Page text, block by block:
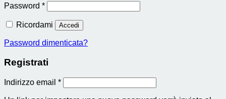
Password *Richiesto
Ricordami Accedi
Password dimenticata?
Registrati
Indirizzo email *Richiesto